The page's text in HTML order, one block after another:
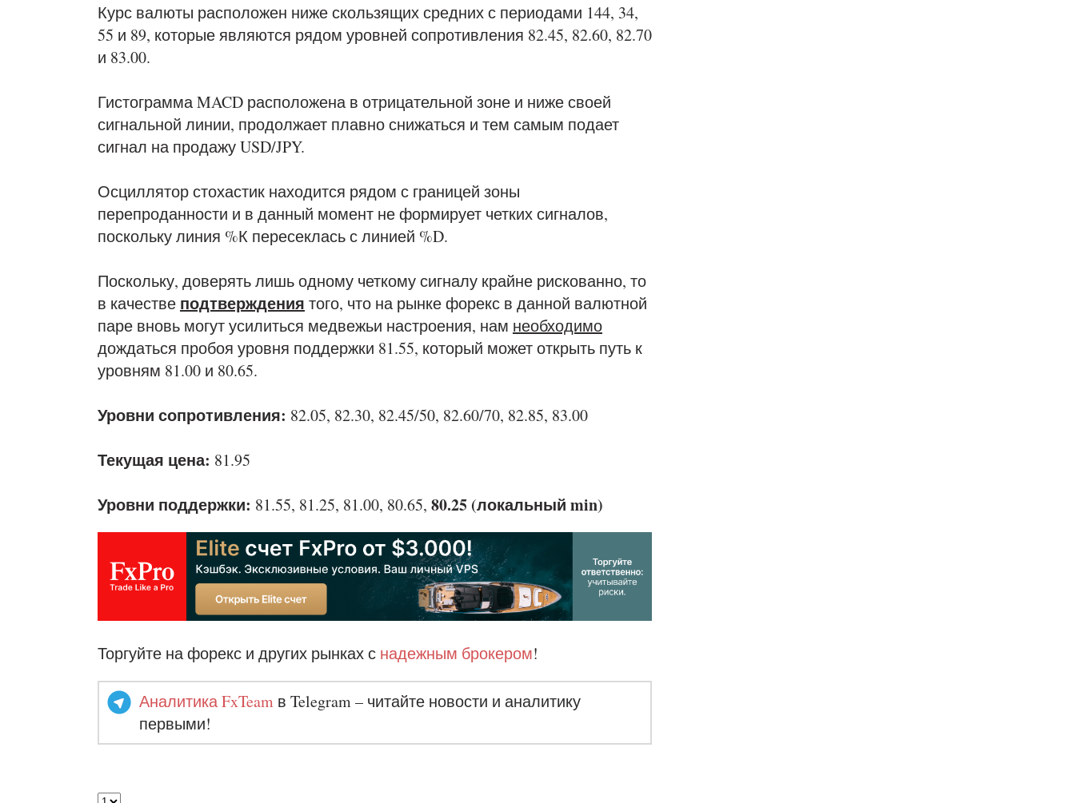
Курс валюты расположен ниже скользящих средних с периодами 144, 34,
55 и 89, которые являются рядом уровней сопротивления 82.45, 82.60, 82.70
и 83.00.
Гистограмма MACD расположена в отрицательной зоне и ниже своей
сигнальной линии, продолжает плавно снижаться и тем самым подает
сигнал на продажу USD/JPY.
Осциллятор стохастик находится рядом с границей зоны
перепроданности и в данный момент не формирует четких сигналов,
поскольку линия %К пересеклась с линией %D.
Поскольку, доверять лишь одному четкому сигналу крайне рискованно, то
в качестве подтверждения того, что на рынке форекс в данной валютной
паре вновь могут усилиться медвежьи настроения, нам необходимо
дождаться пробоя уровня поддержки 81.55, который может открыть путь к
уровням 81.00 и 80.65.
Уровни сопротивления: 82.05, 82.30, 82.45/50, 82.60/70, 82.85, 83.00
Текущая цена: 81.95
Уровни поддержки: 81.55, 81.25, 81.00, 80.65, 80.25 (локальный min)
Торгуйте на форекс и других рынках с надежным брокером!
Аналитика FxTeam в Telegram – читайте новости и аналитику
первыми!